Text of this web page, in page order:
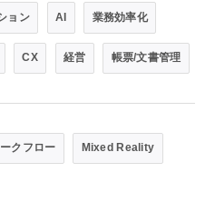
ョン AI 業務効率化
CX 経営 帳票/文書管理
クフロー Mixed Reality